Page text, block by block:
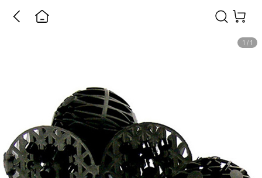
1 / 1